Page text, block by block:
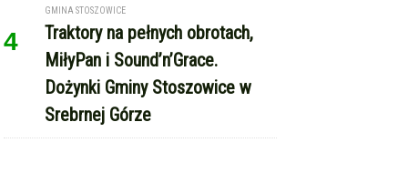
4
GMINA STOSZOWICE
Traktory na pełnych obrotach,
MiłyPan i Sound’n’Grace.
Dożynki Gminy Stoszowice w
Srebrnej Górze